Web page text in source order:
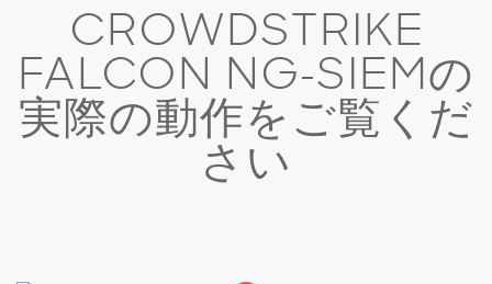
CROWDSTRIKE
FALCON NG-SIEMの
実際の動作をご覧くだ
さい